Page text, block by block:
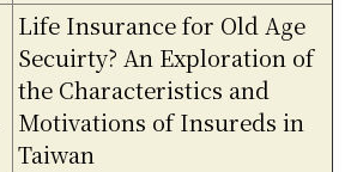
Life Insurance for Old Age
Secuirty? An Exploration of
the Characteristics and
Motivations of Insureds in
Taiwan